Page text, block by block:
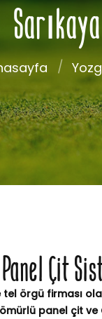
Çit
örgü firması
panel çit